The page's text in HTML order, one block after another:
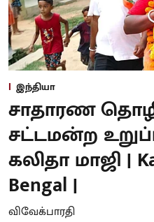
இந்தியா
சாதாரண
சட்டமன்ற
கலிதா மாஜி |
Bengal |
விவேக்பாரதி